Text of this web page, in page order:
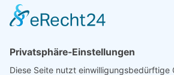
Arik Sigge
Vertrieb Deutschland West und BeNeLux
M.C.I. nun auch die
Funktion als